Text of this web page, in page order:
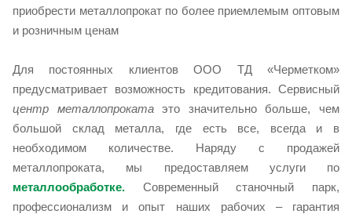
приобрести металлопрокат по более приемлемым оптовым
и розничным ценам
Для постоянных клиентов ООО ТД «Черметком»
предусматривает возможность кредитования. Сервисный
центр металлопрокатаэто значительно больше, чем
большой склад металла, где есть все, всегда и в
необходимом количестве. Наряду с продажей
металлопроката, мы предоставляем услуги по
металлообработке. Современный станочный парк,
профессионализм и опыт наших рабочих – гарантия